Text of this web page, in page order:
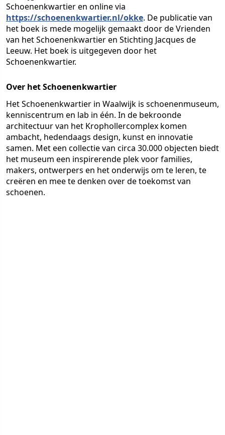
Schoenenkwartier en online via
https://schoenenkwartier.nl/okke. De publicatie van
het boek is mede mogelijk gemaakt door de Vrienden
van het Schoenenkwartier en Stichting Jacques de
Leeuw. Het boek is uitgegeven door het
Schoenenkwartier.
Over het Schoenenkwartier
Het Schoenenkwartier in Waalwijk is schoenenmuseum,
kenniscentrum en lab in één. In de bekroonde
architectuur van het Krophollercomplex komen
ambacht, hedendaags design, kunst en innovatie
samen. Met een collectie van circa 30.000 objecten biedt
het museum een inspirerende plek voor families,
makers, ontwerpers en het onderwijs om te leren, te
creëren en mee te denken over de toekomst van
schoenen.